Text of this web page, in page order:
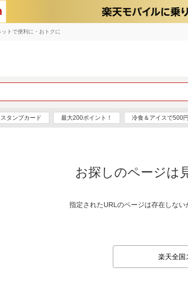
トで便利に・おトクに
タンプカード 最大200ポイント！ 冷食＆アイスで500
お探しのページは
指定されたURLのページは存在しない
楽天全国